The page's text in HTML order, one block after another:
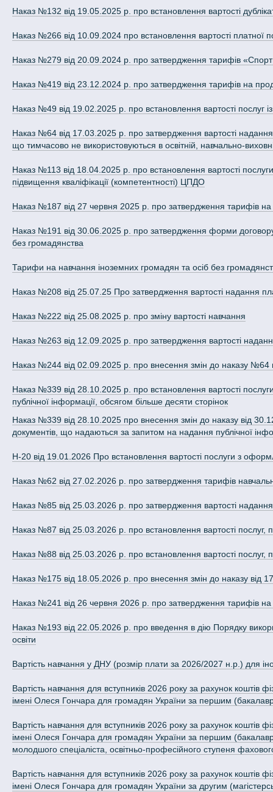
Наказ №132 від 19.05.2025 р. про встановлення вартості
Наказ №266 від 10.09.2024 про встановлення вартості платної
Наказ №279 від 20.09.2024 р. про затвердження тарифів
Наказ №419 від 23.12.2024 р. про затвердження тарифів на
Наказ №49 від 19.02.2025 р. про встановлення вартості послуг
Наказ №64 від 17.03.2025 р. про затвердження вартості
що тимчасово не використовуються в освітній, навчально-
Наказ №113 від 18.04.2025 р. про встановлення вартості
підвищення кваліфікації (компетентності) ЦПДО
Наказ №187 від 27 червня 2025 р. про затвердження тарифів
Наказ №191 від 30.06.2025 р. про затвердження форми
без громадянства
Тарифи на навчання іноземних громадян та осіб без
Наказ №208 від 25.07.25 Про затвердження вартості надання
Наказ №222 від 25.08.2025 р. про зміну вартості навчання
Наказ №263 від 12.09.2025 р. про затвердження вартості
Наказ №244 від 02.09.2025 р. про внесення змін до наказу №64
Наказ №339 від 28.10.2025 р. про встановлення вартості
публічної інформації, обсягом більше десяти сторінок
Наказ №339 від 28.10.2025 про внесення змін до наказу від
документів, що надаються за запитом на надання публічної
Н-20 від 19.01.2026 Про встановлення вартості послуги з
Наказ №62 від 27.02.2026 р. про затвердження тарифів
Наказ №85 від 25.03.2026 р. про затвердження вартості
Наказ №87 від 25.03.2026 р. про встановлення вартості послуг,
Наказ №88 від 25.03.2026 р. про встановлення вартості послуг,
Наказ №175 від 18.05.2026 р. про внесення змін до наказу від
Наказ №241 від 26 червня 2026 р. про затвердження тарифів
Наказ №193 від 22.05.2026 р. про введення в дію Порядку
освіти
Вартість навчання у ДНУ (розмір плати за 2026/2027 н.р.) для
Вартість навчання для вступників 2026 року за рахунок коштів
імені Олеся Гончара для громадян України за першим
Вартість навчання для вступників 2026 року за рахунок коштів
імені Олеся Гончара для громадян України за першим
молодшого спеціаліста, освітньо-професійного ступеня
Вартість навчання для вступників 2026 року за рахунок коштів
імені Олеся Гончара для громадян України за другим